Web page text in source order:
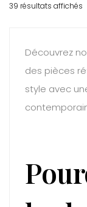
39 résultats affichés
Découvrez
des pièces
style avec